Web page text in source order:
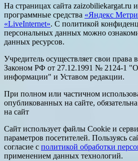
На страницах сайта zaizobiliekargat.ru
программные средства «Яндекс
«LiveInternet». С политикой
персональных данных можно
данных ресурсов.
Учредитель осуществляет свои права
Законом РФ от 27.12.1991 № 2124-1 "О
информации" и Уставом редакции.
При полном или частичном
опубликованных на сайте,
на сайт
Сайт использует файлы Cookie и
параметров посетителей. Пользуясь
согласие с политикой обработки
применением данных технологий.